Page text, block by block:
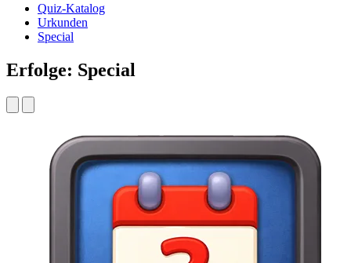
Quiz-Katalog
Urkunden
Special
Erfolge: Special